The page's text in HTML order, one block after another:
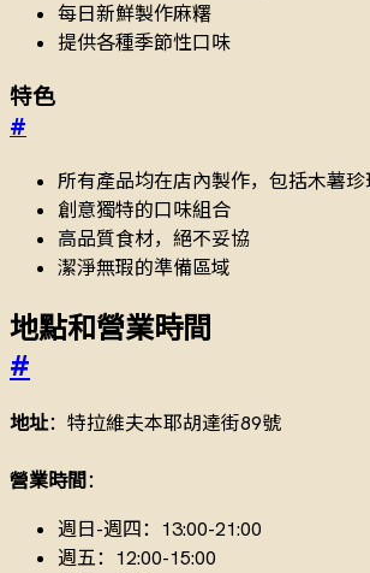
每日新鮮製作麻糬
提供各種季節性口味
特色
#
所有產品均在店內製作，包括木薯珍
創意獨特的口味組合
高品質食材，絕不妥協
潔淨無瑕的準備區域
地點和營業時間
#
地址：特拉維夫本耶胡達街89號
營業時間：
週日-週四：13:00-21:00
週五：12:00-15:00